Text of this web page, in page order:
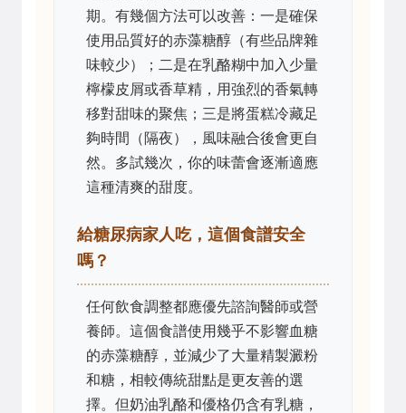
期。有幾個方法可以改善：一是確保
使用品質好的赤藻糖醇（有些品牌雜
味較少）；二是在乳酪糊中加入少量
檸檬皮屑或香草精，用強烈的香氣轉
移對甜味的聚焦；三是將蛋糕冷藏足
夠時間（隔夜），風味融合後會更自
然。多試幾次，你的味蕾會逐漸適應
這種清爽的甜度。
給糖尿病家人吃，這個食譜安全
嗎？
任何飲食調整都應優先諮詢醫師或營
養師。這個食譜使用幾乎不影響血糖
的赤藻糖醇，並減少了大量精製澱粉
和糖，相較傳統甜點是更友善的選
擇。但奶油乳酪和優格仍含有乳糖，